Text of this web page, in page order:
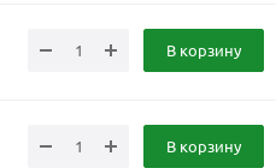
В корзину
В корзину